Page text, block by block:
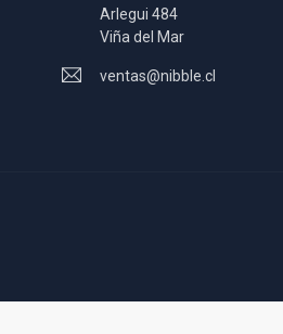
Arlegui 484
Viña del Mar
ventas@nibble.cl